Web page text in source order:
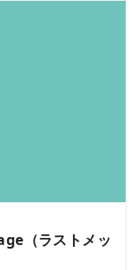
（ラストメッ